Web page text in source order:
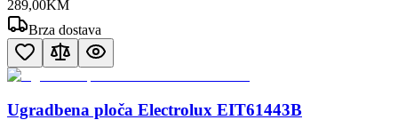
289,00KM
Brza dostava
Ugradbena ploča Electrolux EIT61443B